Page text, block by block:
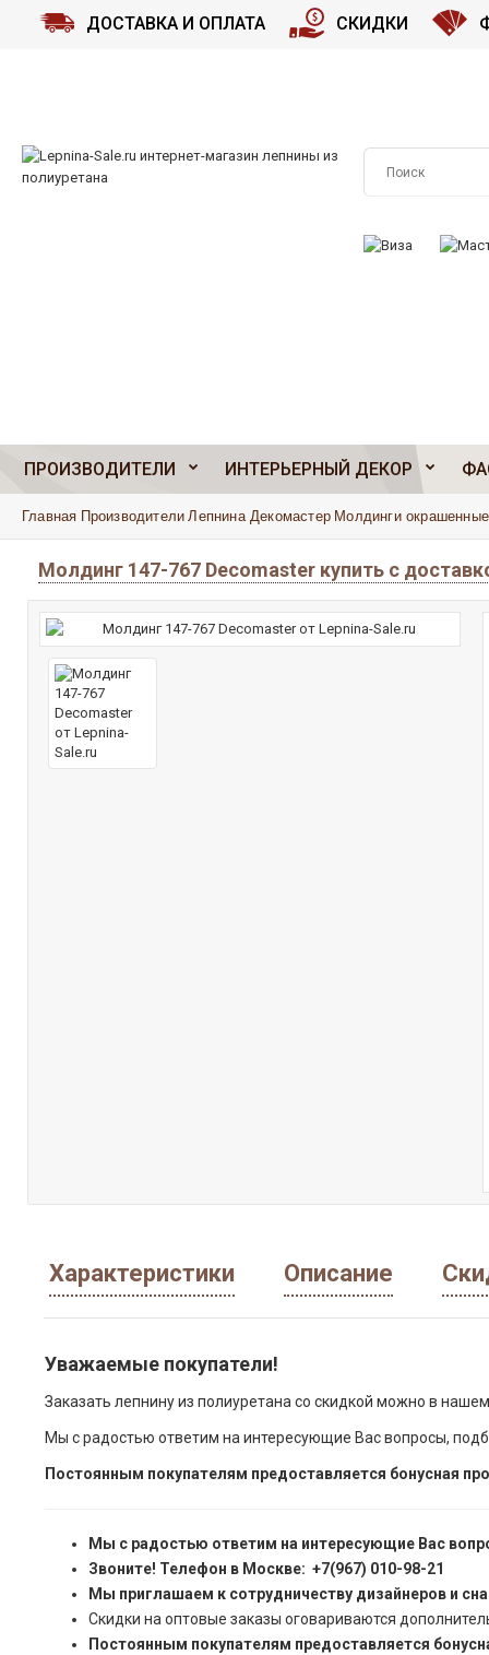
ДОСТАВКА И ОПЛАТА СКИДКИ
ПРОИЗВОДИТЕЛИ ИНТЕРЬЕРНЫЙ ДЕКОР
Главная Производители Лепнина Декомастер Молдинги
Молдинг 147-767 Decomaster купить с
Характеристики Описание
Уважаемые покупатели!
Заказать лепнину из полиуретана со скидкой можно в
Мы с радостью ответим на интересующие Вас вопросы,
Постоянным покупателям предоставляется бонусная
Мы с радостью ответим на интересующие Вас
Звоните! Телефон в Москве: +7(967) 010-98-21
Мы приглашаем к сотрудничеству дизайнеров и
Скидки на оптовые заказы оговариваются
Постоянным покупателям предоставляется